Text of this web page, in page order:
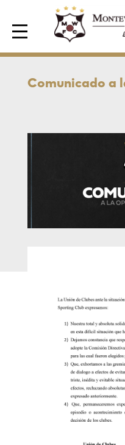
Area de Socios
Comunicado a